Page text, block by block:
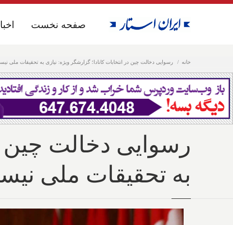
خانه رسوایی دخالت چین در انتخابات کانادا؛ گزارشگر ویژه: نیازی به تحقیقات
صفحه نخست
صفحه نخست
رسوایی دخالت چین
به تحقیقات ملی